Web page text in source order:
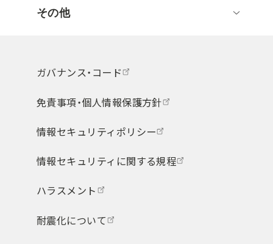
その他
ガバナンス・コード
免責事項・個人情報保護方針
情報セキュリティポリシー
情報セキュリティに関する規程
ハラスメント
耐震化について